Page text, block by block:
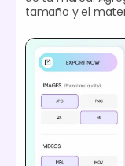
tamaño y el